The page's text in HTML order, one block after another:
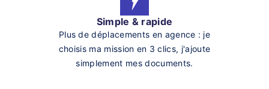
Simple & rapide
Plus de déplacements en agence : je
choisis ma mission en 3 clics, j'ajoute
simplement mes documents.